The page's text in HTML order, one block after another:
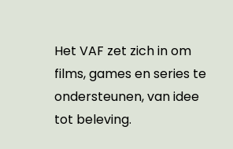
Het VAF zet zich in om
films, games en series te
ondersteunen, van idee
tot beleving.